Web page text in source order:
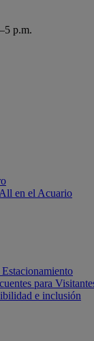
p.m.
en el Acuario
para
e inclusión